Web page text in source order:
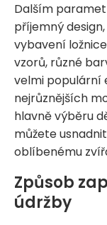
Dalším
příjemný
vybavení
vzorů, různé
velmi populární
nejrůznějších
hlavně výběru
můžete
oblíbenému
Způsob
údržby